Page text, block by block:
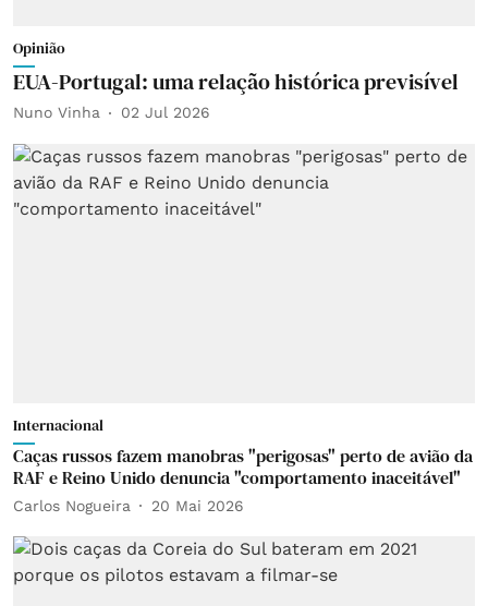
Opinião
EUA-Portugal: uma relação histórica previsível
Nuno Vinha 02 Jul 2026
Internacional
Caças russos fazem manobras "perigosas" perto de avião da
RAF e Reino Unido denuncia "comportamento inaceitável"
Carlos Nogueira 20 Mai 2026